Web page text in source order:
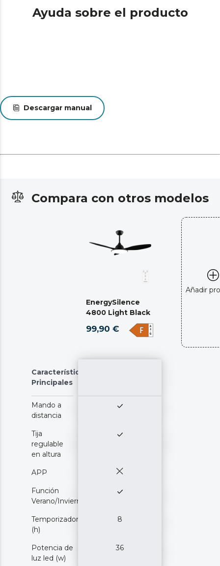
Ayuda sobre el producto
Descargar manual
Compara con otros modelos
EnergySilence
4800 Light Black
99,90 €
Añadir
Características
Principales
Mando a
distancia
Tija
regulable
en altura
APP
Función
Verano/Invierno
Temporizador
(h)
8
Potencia de
luz led (w)
36